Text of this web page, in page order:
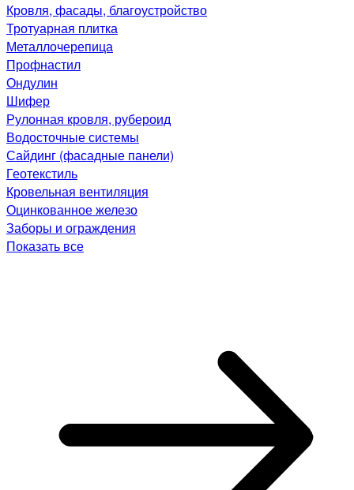
Кровля, фасады, благоустройство
Тротуарная плитка
Металлочерепица
Профнастил
Ондулин
Шифер
Рулонная кровля, рубероид
Водосточные системы
Сайдинг (фасадные панели)
Геотекстиль
Кровельная вентиляция
Оцинкованное железо
Заборы и ограждения
Показать все